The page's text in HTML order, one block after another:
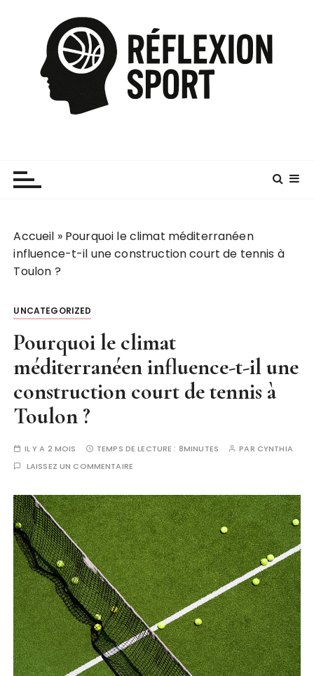
Accueil » Pourquoi le climat méditerranéen
influence-t-il une construction court de tennis à
Toulon ?
UNCATEGORIZED
Pourquoi le climat
méditerranéen influence-t-il une
construction court de tennis à
Toulon ?
IL Y A 2 MOIS TEMPS DE LECTURE : 8MINUTES PAR CYNTHIA
LAISSEZ UN COMMENTAIRE